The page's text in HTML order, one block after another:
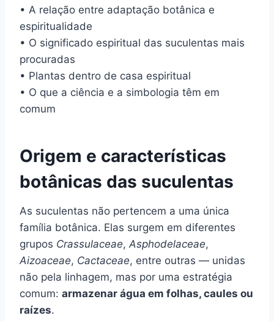
• A relação entre adaptação botânica e
espiritualidade
• O significado espiritual das suculentas mais
procuradas
• Plantas dentro de casa espiritual
• O que a ciência e a simbologia têm em
comum
Origem e características
botânicas das suculentas
As suculentas não pertencem a uma única
família botânica. Elas surgem em diferentes
grupos Crassulaceae, Asphodelaceae,
Aizoaceae, Cactaceae, entre outras — unidas
não pela linhagem, mas por uma estratégia
comum: armazenar água em folhas, caules ou
raízes.